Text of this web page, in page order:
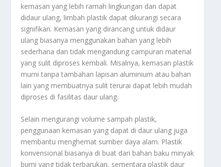
kemasan yang lebih ramah lingkungan dan dapat
didaur ulang, limbah plastik dapat dikurangi secara
signifikan. Kemasan yang dirancang untuk didaur
ulang biasanya menggunakan bahan yang lebih
sederhana dan tidak mengandung campuran material
yang sulit diproses kembali. Misalnya, kemasan plastik
murni tanpa tambahan lapisan aluminium atau bahan
lain yang membuatnya sulit terurai dapat lebih mudah
diproses di fasilitas daur ulang.
Selain mengurangi volume sampah plastik,
penggunaan kemasan yang dapat di daur ulang juga
membantu menghemat sumber daya alam. Plastik
konvensional biasanya di buat dari bahan baku minyak
bumi yang tidak terbarukan, sementara plastik daur